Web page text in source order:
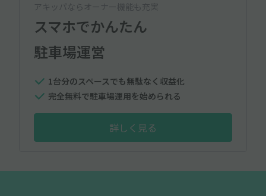
アキッパならオーナー機能も充実
スマホでかんたん
駐車場運営
1台分のスペースでも無駄なく収益化
完全無料で駐車場運用を始められる
詳しく見る